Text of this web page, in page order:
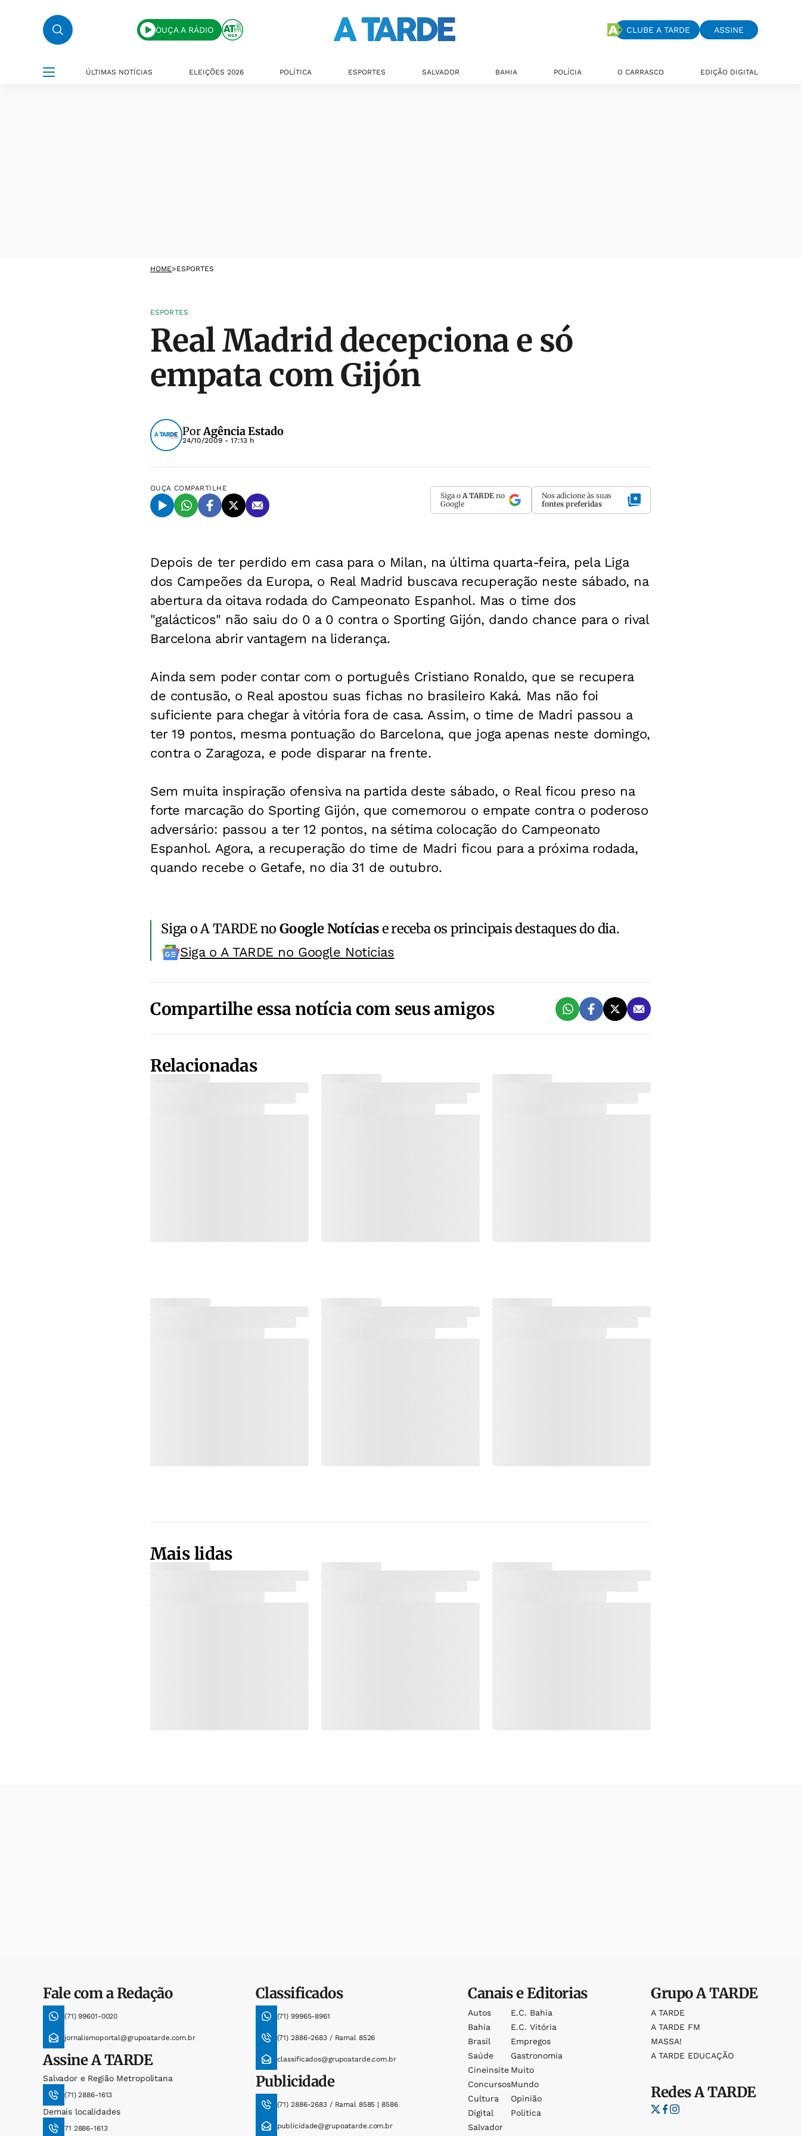
OUÇA A RÁDIO CLUBE A TARDE ASSINE
ÚLTIMAS NOTÍCIAS ELEIÇÕES 2026 POLÍTICA ESPORTES SALVADOR BAHIA POLÍCIA O CARRASCO EDIÇÃO DIGITAL
HOME>ESPORTES
ESPORTES
Real Madrid decepciona e só
empata com Gijón
PorAgência Estado
24/10/2009 - 17:13 h
OUÇA COMPARTILHE
Siga o A TARDE no
Google
Nos adicione às suas
fontes preferidas
Depois de ter perdido em casa para o Milan, na última quarta-feira, pela Liga
dos Campeões da Europa, o Real Madrid buscava recuperação neste sábado, na
abertura da oitava rodada do Campeonato Espanhol. Mas o time dos
"galácticos" não saiu do 0 a 0 contra o Sporting Gijón, dando chance para o rival
Barcelona abrir vantagem na liderança.
Ainda sem poder contar com o português Cristiano Ronaldo, que se recupera
de contusão, o Real apostou suas fichas no brasileiro Kaká. Mas não foi
suficiente para chegar à vitória fora de casa. Assim, o time de Madri passou a
ter 19 pontos, mesma pontuação do Barcelona, que joga apenas neste domingo,
contra o Zaragoza, e pode disparar na frente.
Sem muita inspiração ofensiva na partida deste sábado, o Real ficou preso na
forte marcação do Sporting Gijón, que comemorou o empate contra o poderoso
adversário: passou a ter 12 pontos, na sétima colocação do Campeonato
Espanhol. Agora, a recuperação do time de Madri ficou para a próxima rodada,
quando recebe o Getafe, no dia 31 de outubro.
Siga o A TARDE noGoogle Notíciase receba os principais destaques do dia.
Siga o A TARDE no Google Noticias
Compartilhe essa notícia com seus amigos
Relacionadas
Mais lidas
Fale com a Redação
(71) 99601-0020
jornalismoportal@grupoatarde.com.br
AssineA TARDE
Salvador e Região Metropolitana
(71) 2886-1613
Demais localidades
71 2886-1613
Classificados
(71) 99965-8961
(71) 2886-2683 / Ramal 8526
classificados@grupoatarde.com.br
Publicidade
(71) 2886-2683 / Ramal 8585 | 8586
publicidade@grupoatarde.com.br
Canais e Editorias
Autos
Bahia
Brasil
Saúde
Cineinsite
Concursos
Cultura
Digital
Salvador
E.c. Bahia
E.c. Vitória
Empregos
Gastronomia
Muito
Mundo
Opinião
Política
GrupoA TARDE
A TARDE
A TARDE FM
MASSA!
A TARDE EDUCAÇÃO
RedesA TARDE